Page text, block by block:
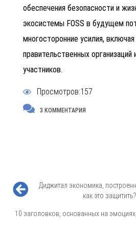
обеспечения безопасности и
экосистемы FOSS в будущем
многосторонние усилия,
правительственных организаций
участников.
Просмотров:157
3 КОММЕНТАРИЯ
Диджитал экономика,
как это
10 заголовков, основанных на